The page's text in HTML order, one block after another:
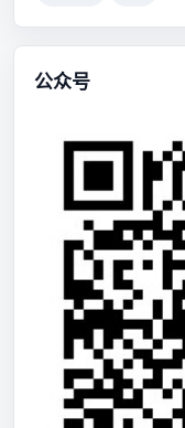
公众号